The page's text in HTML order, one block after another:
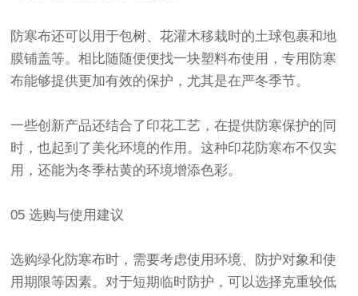
防寒布还可以用于包树、花灌木移栽时的土球包裹和地
膜铺盖等。相比随随便便找一块塑料布使用，专用 防寒
布能够提供更加有效的保护，尤其是在严冬季节。
一些创新产品还结合了印花工艺，在提供防寒保护的同
时，也起到了美化环境的作用。这种印花防寒布不仅实
用，还能为冬季枯黄的环境增添色彩。
05 选购与使用建议
选购绿化防寒布时，需要考虑使用环境、防护对象和使
用期限等因素。对于短期临时防护，可以选择克重较低